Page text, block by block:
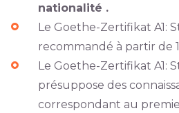
nationalité .
Le Goethe-Zertifikat A1:
recommandé à partir de
Le Goethe-Zertifikat A1:
présuppose des
correspondant au